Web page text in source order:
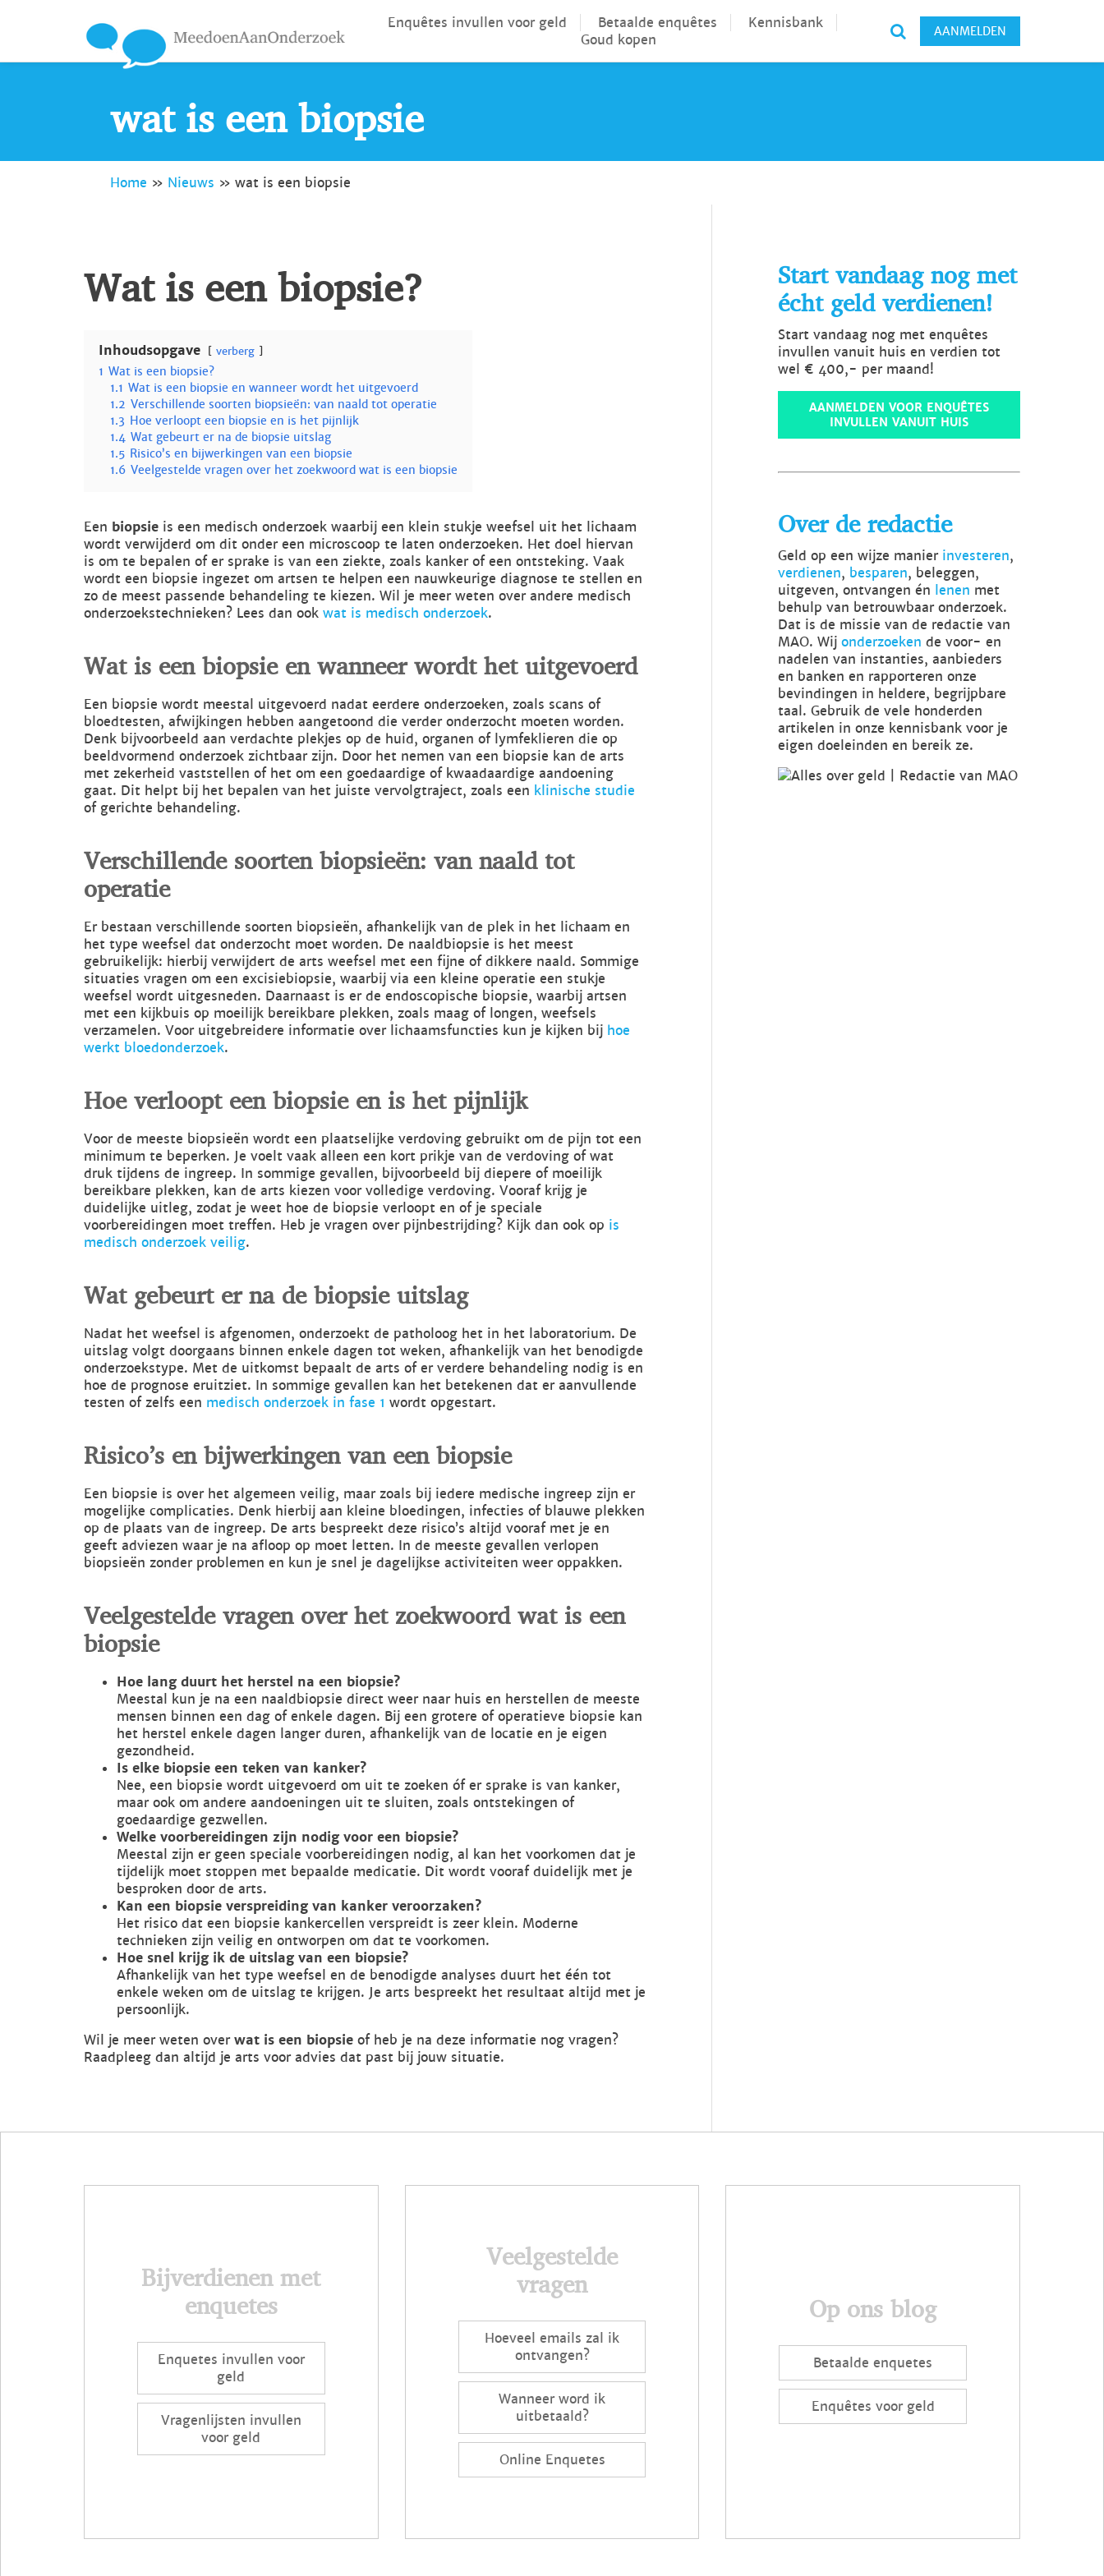
Enquêtes invullen voor geld Betaalde enquêtes
Kennisbank
Goud kopen
AANMELDEN
wat is een biopsie
Home » Nieuws » wat is een biopsie
Wat is een biopsie?
Inhoudsopgave verberg
1 Wat is een biopsie?
1.1 Wat is een biopsie en wanneer wordt het uitgevoerd
1.2 Verschillende soorten biopsieën: van naald tot operatie
1.3 Hoe verloopt een biopsie en is het pijnlijk
1.4 Wat gebeurt er na de biopsie uitslag
1.5 Risico’s en bijwerkingen van een biopsie
1.6 Veelgestelde vragen over het zoekwoord wat is een biopsie
Een biopsie is een medisch onderzoek waarbij een klein stukje weefsel uit het lichaam
wordt verwijderd om dit onder een microscoop te laten onderzoeken. Het doel hiervan
is om te bepalen of er sprake is van een ziekte, zoals kanker of een ontsteking. Vaak
wordt een biopsie ingezet om artsen te helpen een nauwkeurige diagnose te stellen en
zo de meest passende behandeling te kiezen. Wil je meer weten over andere medisch
onderzoekstechnieken? Lees dan ook wat is medisch onderzoek.
Wat is een biopsie en wanneer wordt het uitgevoerd
Een biopsie wordt meestal uitgevoerd nadat eerdere onderzoeken, zoals scans of
bloedtesten, afwijkingen hebben aangetoond die verder onderzocht moeten worden.
Denk bijvoorbeeld aan verdachte plekjes op de huid, organen of lymfeklieren die op
beeldvormend onderzoek zichtbaar zijn. Door het nemen van een biopsie kan de arts
met zekerheid vaststellen of het om een goedaardige of kwaadaardige aandoening
gaat. Dit helpt bij het bepalen van het juiste vervolgtraject, zoals een klinische studie
of gerichte behandeling.
Verschillende soorten biopsieën: van naald tot
operatie
Er bestaan verschillende soorten biopsieën, afhankelijk van de plek in het lichaam en
het type weefsel dat onderzocht moet worden. De naaldbiopsie is het meest
gebruikelijk: hierbij verwijdert de arts weefsel met een fijne of dikkere naald. Sommige
situaties vragen om een excisiebiopsie, waarbij via een kleine operatie een stukje
weefsel wordt uitgesneden. Daarnaast is er de endoscopische biopsie, waarbij artsen
met een kijkbuis op moeilijk bereikbare plekken, zoals maag of longen, weefsels
verzamelen. Voor uitgebreidere informatie over lichaamsfuncties kun je kijken bij hoe
werkt bloedonderzoek.
Hoe verloopt een biopsie en is het pijnlijk
Voor de meeste biopsieën wordt een plaatselijke verdoving gebruikt om de pijn tot een
minimum te beperken. Je voelt vaak alleen een kort prikje van de verdoving of wat
druk tijdens de ingreep. In sommige gevallen, bijvoorbeeld bij diepere of moeilijk
bereikbare plekken, kan de arts kiezen voor volledige verdoving. Vooraf krijg je
duidelijke uitleg, zodat je weet hoe de biopsie verloopt en of je speciale
voorbereidingen moet treffen. Heb je vragen over pijnbestrijding? Kijk dan ook op is
medisch onderzoek veilig.
Wat gebeurt er na de biopsie uitslag
Nadat het weefsel is afgenomen, onderzoekt de patholoog het in het laboratorium. De
uitslag volgt doorgaans binnen enkele dagen tot weken, afhankelijk van het benodigde
onderzoekstype. Met de uitkomst bepaalt de arts of er verdere behandeling nodig is en
hoe de prognose eruitziet. In sommige gevallen kan het betekenen dat er aanvullende
testen of zelfs een medisch onderzoek in fase 1 wordt opgestart.
Risico’s en bijwerkingen van een biopsie
Een biopsie is over het algemeen veilig, maar zoals bij iedere medische ingreep zijn er
mogelijke complicaties. Denk hierbij aan kleine bloedingen, infecties of blauwe plekken
op de plaats van de ingreep. De arts bespreekt deze risico’s altijd vooraf met je en
geeft adviezen waar je na afloop op moet letten. In de meeste gevallen verlopen
biopsieën zonder problemen en kun je snel je dagelijkse activiteiten weer oppakken.
Veelgestelde vragen over het zoekwoord wat is een
biopsie
Hoe lang duurt het herstel na een biopsie?
Meestal kun je na een naaldbiopsie direct weer naar huis en herstellen de meeste
mensen binnen een dag of enkele dagen. Bij een grotere of operatieve biopsie kan
het herstel enkele dagen langer duren, afhankelijk van de locatie en je eigen
gezondheid.
Is elke biopsie een teken van kanker?
Nee, een biopsie wordt uitgevoerd om uit te zoeken óf er sprake is van kanker,
maar ook om andere aandoeningen uit te sluiten, zoals ontstekingen of
goedaardige gezwellen.
Welke voorbereidingen zijn nodig voor een biopsie?
Meestal zijn er geen speciale voorbereidingen nodig, al kan het voorkomen dat je
tijdelijk moet stoppen met bepaalde medicatie. Dit wordt vooraf duidelijk met je
besproken door de arts.
Kan een biopsie verspreiding van kanker veroorzaken?
Het risico dat een biopsie kankercellen verspreidt is zeer klein. Moderne
technieken zijn veilig en ontworpen om dat te voorkomen.
Hoe snel krijg ik de uitslag van een biopsie?
Afhankelijk van het type weefsel en de benodigde analyses duurt het één tot
enkele weken om de uitslag te krijgen. Je arts bespreekt het resultaat altijd met je
persoonlijk.
Wil je meer weten overwat is een biopsie of heb je na deze informatie nog vragen?
Raadpleeg dan altijd je arts voor advies dat past bij jouw situatie.
Start vandaag nog met
écht geld verdienen!
Start vandaag nog met enquêtes
invullen vanuit huis en verdien tot
wel € 400,- per maand!
AANMELDEN VOOR ENQUÊTES
INVULLEN VANUIT HUIS
Over de redactie
Geld op een wijze manier investeren,
verdienen, besparen, beleggen,
uitgeven, ontvangen én lenen met
behulp van betrouwbaar onderzoek.
Dat is de missie van de redactie van
MAO. Wijonderzoeken de voor- en
nadelen van instanties, aanbieders
en banken en rapporteren onze
bevindingen in heldere, begrijpbare
taal. Gebruik de vele honderden
artikelen in onze kennisbank voor je
eigen doeleinden en bereik ze.
Bijverdienen met
enquetes
Enquetes invullen voor
geld
Vragenlijsten invullen
voor geld
Veelgestelde
vragen
Hoeveel emails zal ik
ontvangen?
Wanneer word ik
uitbetaald?
Online Enquetes
Op ons blog
Betaalde enquetes
Enquêtes voor geld